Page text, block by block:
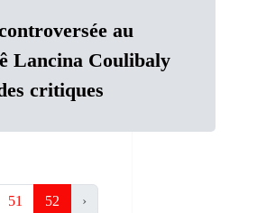
au
Lancina Coulibaly
critiques
51 52 ›